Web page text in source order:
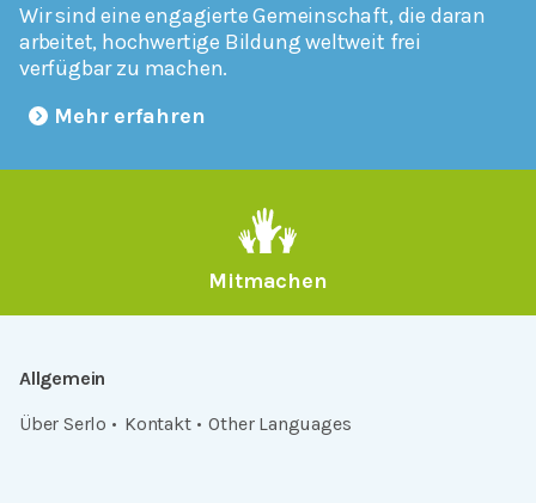
Wir sind eine engagierte Gemeinschaft, die daran
arbeitet, hochwertige Bildung weltweit frei
verfügbar zu machen.
Mehr erfahren
Mitmachen
Allgemein
Über Serlo
Kontakt Other Languages